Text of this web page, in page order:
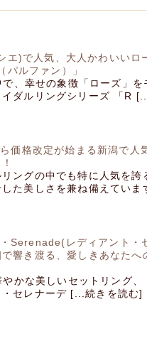
エ)で人気、大人かわいいロ
パルファン）」
、幸せの象徴「ローズ」を
イダルリングシリーズ 「R
価格改定が始まる新潟で人
ングの中でも特に人気を
した美しさを兼ね備えてい
・Serenade(レディアント
響き渡る、愛しきあなたへ
やかな美しいセットリング
セレナーデ [...続きを読む]